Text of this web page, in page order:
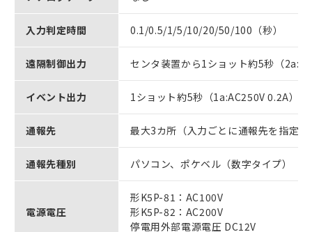
入力判定時間 0.1/0.5/1/5/10/20/50/100（秒）
遠隔制御出力 センタ装置から1ショット約5秒（2a:
イベント出力 1ショット約5秒（1a:AC250V 0.2A）
通報先 最大3カ所（入力ごとに通報先を指定可
通報先種別 パソコン、ポケベル（数字タイプ）
電源電圧
形K5P-81：AC100V
形K5P-82：AC200V
停電用外部電源電圧 DC12V